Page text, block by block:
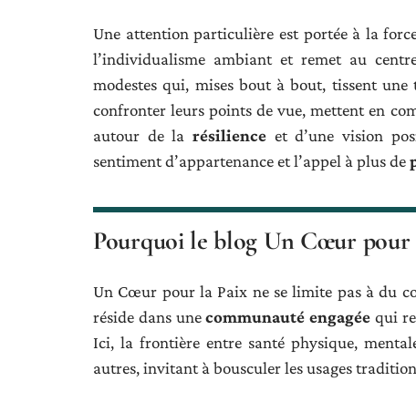
Une attention particulière est portée à la
l’individualisme ambiant et remet au
modestes qui, mises bout à bout, tissent
confronter leurs points de vue, mettent en
autour de larésilience et d’une vision
sentiment d’appartenance et l’appel à plus de
Pourquoi le blog Un Cœur pour
Un Cœur pour la Paix ne se limite pas à du
réside dans unecommunauté engagée qui
Ici, la frontière entre santé physique,
autres, invitant à bousculer les usages